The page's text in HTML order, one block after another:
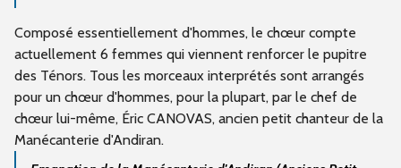
Composé essentiellement d'hommes, le chœur compte
actuellement 6 femmes qui viennent renforcer le pupitre
des Ténors. Tous les morceaux interprétés sont arrangés
pour un chœur d'hommes, pour la plupart, par le chef de
chœur lui-même, Éric CANOVAS, ancien petit chanteur de la
Manécanterie d'Andiran.